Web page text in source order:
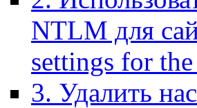
NTLM для
settings for
3. Удалить